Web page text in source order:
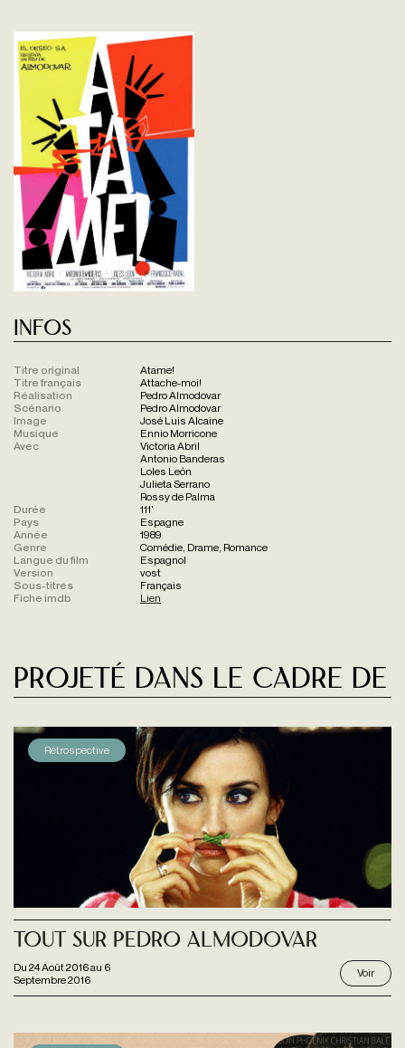
Infos
Titre original
Atame!
Titre français
Attache-moi!
Réalisation
Pedro Almodovar
Scénario
Pedro Almodovar
Image
José Luis Alcaine
Musique
Ennio Morricone
Avec
Victoria Abril
Antonio Banderas
Loles León
Julieta Serrano
Rossy de Palma
Durée
111'
Pays
Espagne
Année
1989
Genre
Comédie, Drame, Romance
Langue du film
Espagnol
Version
vost
Sous-titres
Français
Fiche imdb
Lien
Projeté dans le cadre de
Rétrospective
Du 24 Août 2016au 6
Septembre 2016
Tout Sur Pedro Almodovar
Voir